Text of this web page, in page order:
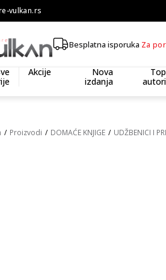
vulkan.rs
artikla
Besplatna isporuka Za
Akcije
Nova
izdanja
Top
autori
Proizvodi DOMAĆE KNJIGE UDŽBENICI I